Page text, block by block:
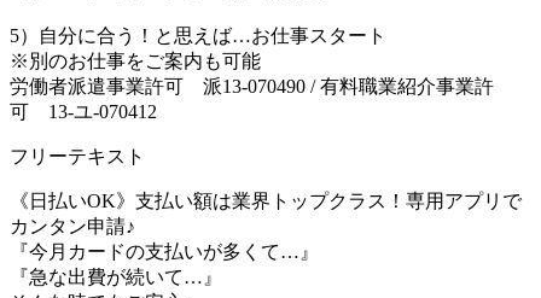
5）自分に合う！と思えば…お仕事スタート
※別のお仕事をご案内も可能
労働者派遣事業許可 派13-070490 / 有料職業紹介事業許
可 13-ユ-070412
フリーテキスト
《日払いOK》支払い額は業界トップクラス！専用アプリで
カンタン申請♪
『今月カードの支払いが多くて…』
『急な出費が続いて…』